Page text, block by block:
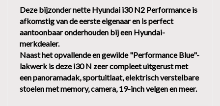
Led dagrijverlichting
Led koplampen
Lichtmetalen velgen 19"
Mistlampen voor
Panoramadak
Deze bijzonder nette Hyundai i30 N2 Performance is
afkomstig van de eerste eigenaar en is perfect
aantoonbaar onderhouden bij een Hyundai-
merkdealer.
Naast het opvallende en gewilde "Performance Blue"-
lakwerk is deze i30 N zeer compleet uitgerust met
een panoramadak, sportuitlaat, elektrisch verstelbare
stoelen met memory, camera, 19-inch velgen en meer.